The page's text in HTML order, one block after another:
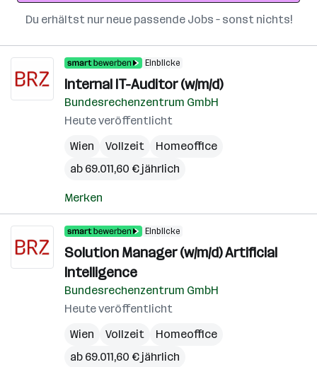
Du erhältst nur neue passende Jobs – sonst nichts!
Einblicke
Internal IT-Auditor (w/m/d)
Bundesrechenzentrum GmbH
Heute veröffentlicht
Wien
Vollzeit
Homeoffice
ab 69.011,60 € jährlich
Merken
Einblicke
Solution Manager (w/m/d) Artificial
Intelligence
Bundesrechenzentrum GmbH
Heute veröffentlicht
Wien
Vollzeit
Homeoffice
ab 69.011,60 € jährlich